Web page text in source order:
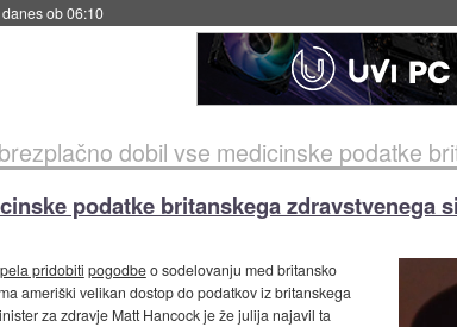
dobil vse medicinske podatke
podatke britanskega zdravstvenega
pridobiti pogodbeo sodelovanju med britansko
ameriški velikan dostop do podatkov iz britanskega
za zdravje Matt Hancock je že julija najavil ta